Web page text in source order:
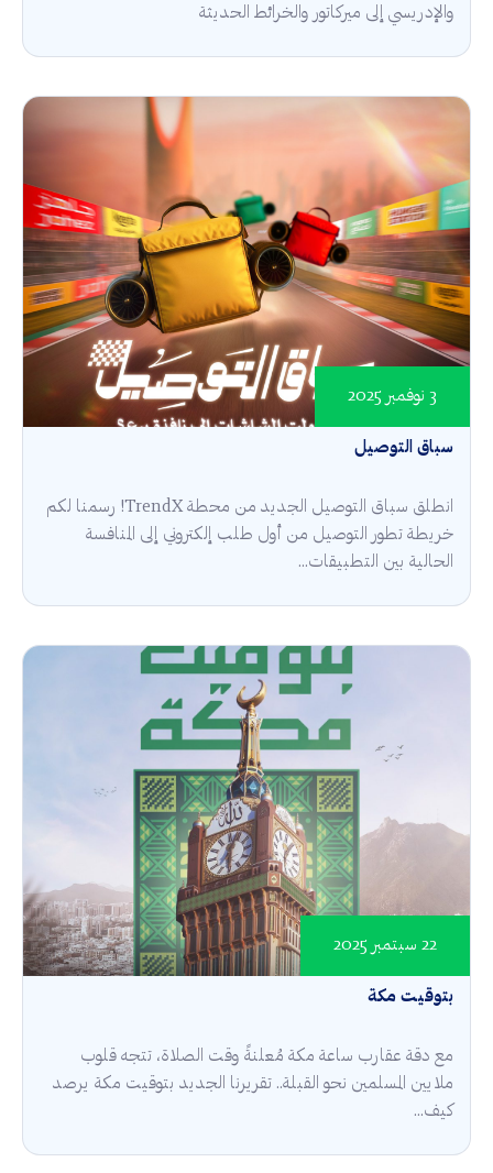
والإدريسي إلى ميركاتور والخرائط الحديثة
سباق التوصيل
3 نوفمبر 2025
انطلق سباق التوصيل الجديد من محطة TrendX! رسمنا لكم
خريطة تطور التوصيل من أول طلب إلكتروني إلى المنافسة
الحالية بين التطبيقات...
بتوقيت مكة
22 سبتمبر 2025
مع دقة عقارب ساعة مكة مُعلنةً وقت الصلاة، تتجه قلوب
ملايين المسلمين نحو القبلة.. تقريرنا الجديد بتوقيت مكة يرصد
كيف...